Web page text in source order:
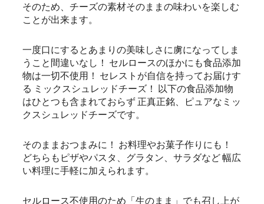
そのため、チーズの素材そのままの味わいを楽しむ
ことが出来ます。
一度口にするとあまりの美味しさに虜になってしま
うこと間違いなし！ セルロースのほかにも食品添加
物は一切不使用！ セレストが自信を持ってお届けす
る ミックスシュレッドチーズ！ 以下の食品添加物
はひとつも含まれておらず 正真正銘、ピュアなミッ
クスシュレッドチーズです。
そのままおつまみに！ お料理やお菓子作りにも！
どちらもピザやパスタ、グラタン、サラダなど 幅広
い料理に手軽に加えられます。
セルロース不使用のため「生のまま」でも召し上が